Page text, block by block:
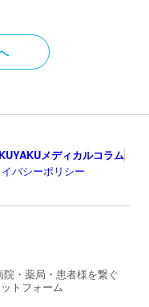
メディカルコラム
バシーポリシー
院・薬局・患者様を繋ぐ
トフォーム